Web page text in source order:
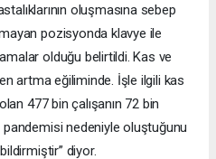
oluşmasına sebep
pozisyonda klavye ile
olduğu belirtildi. Kas ve
artma eğiliminde. İşle ilgili kas
477 bin çalışanın 72 bin
nedeniyle oluştuğunu
diyor.